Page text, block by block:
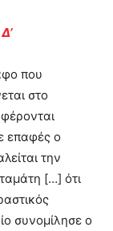
Δ’
που
στο
επαφές ο
την
[…] ότι
συνομίλησε ο